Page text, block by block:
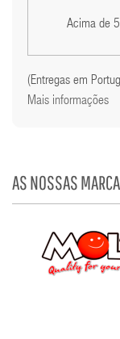
Acima de
(Entregas em
Mais informações
AS NOSSAS